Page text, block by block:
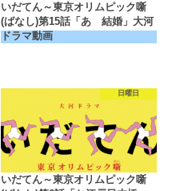
いだてん～東京オリムピック噺
(ばなし)第15話「あゝ結婚」大河
ドラマ動画
日曜日
いだてん～東京オリムピック噺